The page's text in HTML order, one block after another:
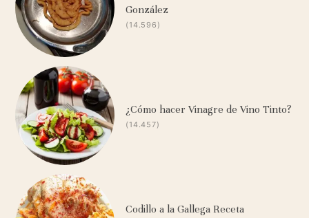
González
(14.596)
¿Cómo hacer Vinagre de Vino Tinto?
(14.457)
Codillo a la Gallega Receta